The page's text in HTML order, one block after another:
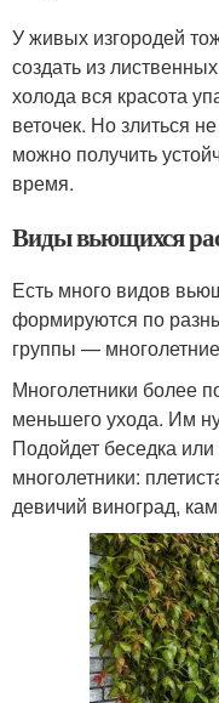
У живых изгородей
создать из
холода вся красота
веточек. Но злиться
можно получить
время.
Виды вьющихся
Есть много видов
формируются по
группы —
Многолетники более
меньшего ухода. Им
Подойдет беседка
многолетники:
девичий виноград,